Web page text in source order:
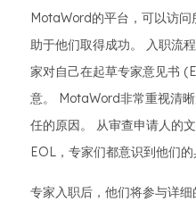
MotaWord的平台，可以访
助于他们取得成功。 入职流
家对自己在起草专家意见书
意。 MotaWord非常重视清
任的原因。 从审查申请人的
EOL，专家们都意识到他们的
专家入职后，他们将参与详